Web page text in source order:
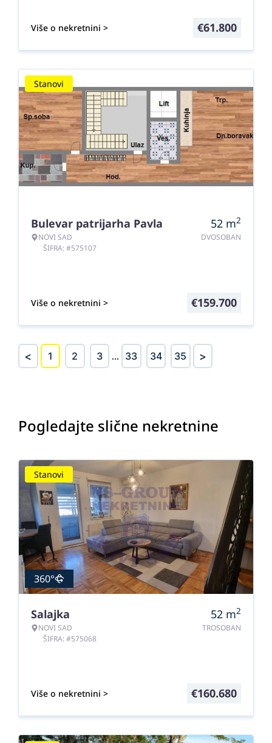
Više o nekretnini > €61.800
Stanovi
Bulevar patrijarha Pavla
NOVI SAD
ŠIFRA: #575107
52 m2
DVOSOBAN
Više o nekretnini > €159.700
< 1 2 3 ... 33 34 35 >
Pogledajte slične nekretnine
Stanovi
360°
Salajka
NOVI SAD
ŠIFRA: #575068
52 m2
TROSOBAN
Više o nekretnini > €160.680